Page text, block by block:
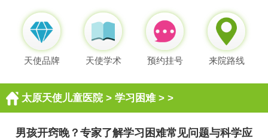
天使品牌 天使学术 预约挂号 来院路线
太原天使儿童医院> 学习困难> >
男孩开窍晚？专家了解学习困难常见问题与科学应